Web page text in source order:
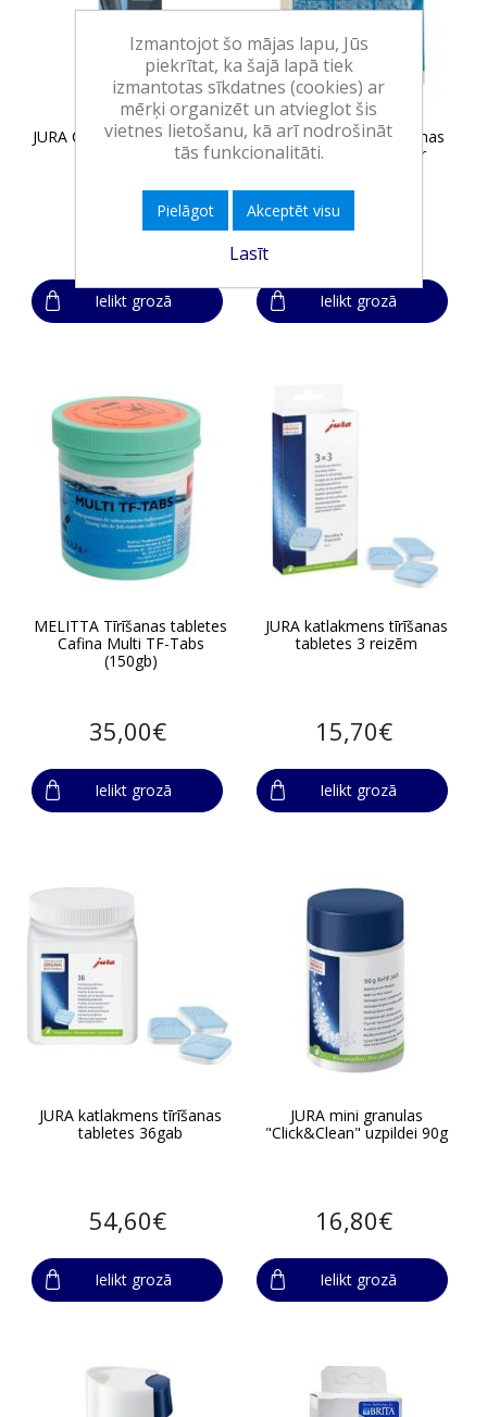
JURA Claris Pro smart+ filtrs
38,10€
Ielikt grozā
MELITTA Piena sistēmas
tīrītājs AMC Cleaner
3,75€
Ielikt grozā
MELITTA Tīrīšanas tabletes
Cafina Multi TF-Tabs
(150gb)
35,00€
Ielikt grozā
JURA katlakmens tīrīšanas
tabletes 3 reizēm
15,70€
Ielikt grozā
JURA katlakmens tīrīšanas
tabletes 36gab
54,60€
Ielikt grozā
JURA mini granulas
"Click&Clean" uzpildei 90g
16,80€
Ielikt grozā
Izmantojot šo mājas lapu, Jūs
piekrītat, ka šajā lapā tiek
izmantotas sīkdatnes (cookies) ar
mērķi organizēt un atvieglot šis
vietnes lietošanu, kā arī nodrošināt
tās funkcionalitāti.
Pielāgot Akceptēt visu
Lasīt